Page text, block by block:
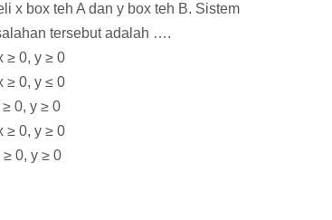
x box teh A dan y box teh B. Sistem
tersebut adalah ….
≥ 0, y ≥ 0
≥ 0, y ≤ 0
0, y ≥ 0
≥ 0, y ≥ 0
≥ 0, y ≥ 0